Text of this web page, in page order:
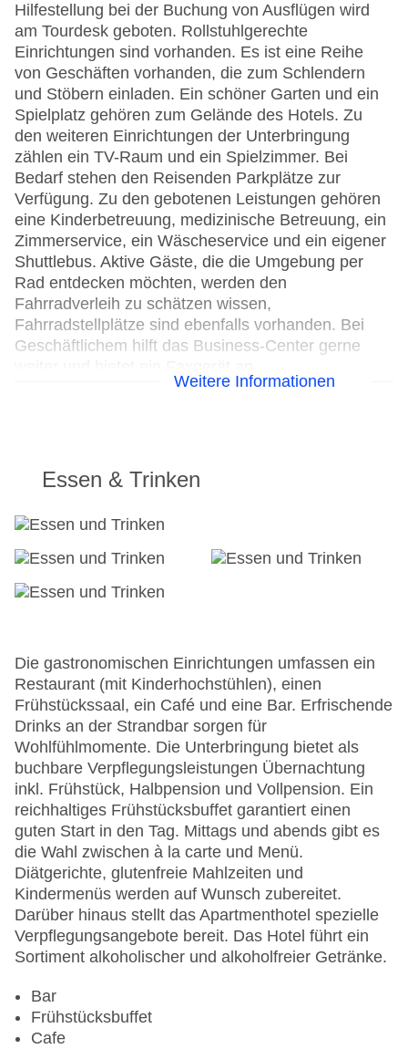
Hilfestellung bei der Buchung von Ausflügen wird
am Tourdesk geboten. Rollstuhlgerechte
Einrichtungen sind vorhanden. Es ist eine Reihe
von Geschäften vorhanden, die zum Schlendern
und Stöbern einladen. Ein schöner Garten und ein
Spielplatz gehören zum Gelände des Hotels. Zu
den weiteren Einrichtungen der Unterbringung
zählen ein TV-Raum und ein Spielzimmer. Bei
Bedarf stehen den Reisenden Parkplätze zur
Verfügung. Zu den gebotenen Leistungen gehören
eine Kinderbetreuung, medizinische Betreuung, ein
Zimmerservice, ein Wäscheservice und ein eigener
Shuttlebus. Aktive Gäste, die die Umgebung per
Rad entdecken möchten, werden den
Fahrradverleih zu schätzen wissen,
Fahrradstellplätze sind ebenfalls vorhanden. Bei
Geschäftlichem hilft das Business-Center gerne
Hotelsafe
WLAN/WiFi im Hotel
Lift
Anzahl der Aufzüge: 1
Zimmerservice
Gesamtanzahl der Zimmer: 80
Pools:Kinderbecken, Indoor Pool, Sonnenschirme
am Pool, Liegen am Pool
Zahlungsarten: American Express, Diners Club,
EC Maestro, Mastercard, Visa
Landeskategorie: 4 Sterne
Weitere Informationen
Essen & Trinken
Die gastronomischen Einrichtungen umfassen ein
Restaurant (mit Kinderhochstühlen), einen
Frühstückssaal, ein Café und eine Bar. Erfrischende
Drinks an der Strandbar sorgen für
Wohlfühlmomente. Die Unterbringung bietet als
buchbare Verpflegungsleistungen Übernachtung
inkl. Frühstück, Halbpension und Vollpension. Ein
reichhaltiges Frühstücksbuffet garantiert einen
guten Start in den Tag. Mittags und abends gibt es
die Wahl zwischen à la carte und Menü.
Diätgerichte, glutenfreie Mahlzeiten und
Kindermenüs werden auf Wunsch zubereitet.
Darüber hinaus stellt das Apartmenthotel spezielle
Verpflegungsangebote bereit. Das Hotel führt ein
Sortiment alkoholischer und alkoholfreier Getränke.
Bar
Frühstücksbuffet
Cafe